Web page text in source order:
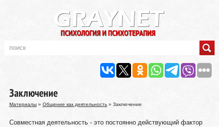
Заключение
Материалы» Общение как деятельность» Заключение
Совместная деятельность - это постоянно действующий фактор